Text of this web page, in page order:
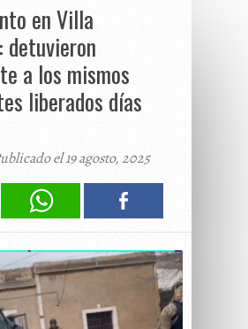
en Villa
detuvieron
a los mismos
liberados días
el 19 agosto, 2025